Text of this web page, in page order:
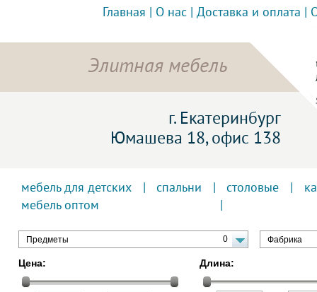
Главная О нас Доставка и оплата
Элитная мебель
г. Екатеринбург
Юмашева 18, офис 138
мебель для детских спальни столовые
мебель оптом
Предметы 0 Фабрика
Цена: Длина: